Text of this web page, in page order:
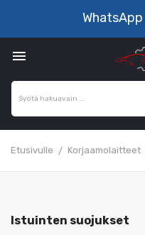
WhatsApp

Etusivulle Korjaamolaitteet
Istuinten suojukset